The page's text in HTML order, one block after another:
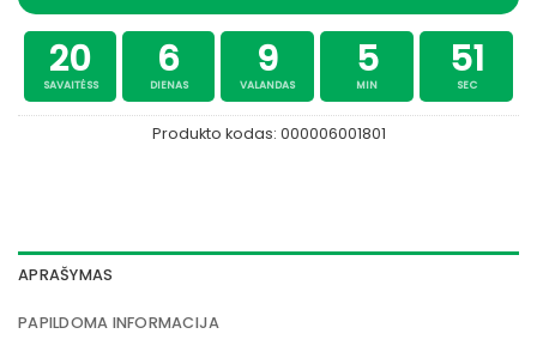
20
SAVAITĖSS
6
DIENAS
9
VALANDAS
5
MIN
51
SEC
Produkto kodas: 000006001801
APRAŠYMAS
PAPILDOMA INFORMACIJA